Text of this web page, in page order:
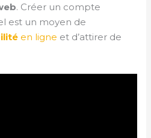
. Créer un compte
est un moyen de
en ligne et d’attirer de